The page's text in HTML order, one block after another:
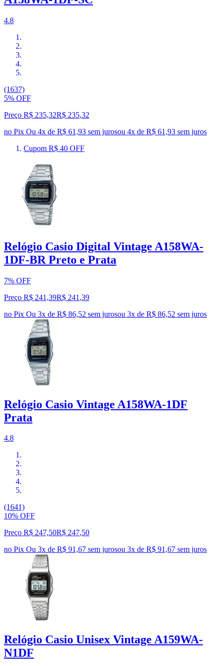
4.8
(1637)
5% OFF
Preço R$ 235,32R$ 235,32
no Pix Ou 4x de R$ 61,93 sem jurosou 4x de R$ 61,93 sem juros
Cupom R$ 40 OFF
Relógio Casio Digital Vintage A158WA-
1DF-BR Preto e Prata
7% OFF
Preço R$ 241,39R$ 241 ,39
no Pix Ou 3x de R$ 86,52 sem jurosou 3x de R$ 86,52 sem juros
Relógio Casio Vintage A158WA-1DF
Prata
4.8
(1641)
10% OFF
Preço R$ 247,50R$ 247,50
no Pix Ou 3x de R$ 91,67 sem jurosou 3x de R$ 91,67 sem juros
Relógio Casio Unisex Vintage A159WA-
N1DF